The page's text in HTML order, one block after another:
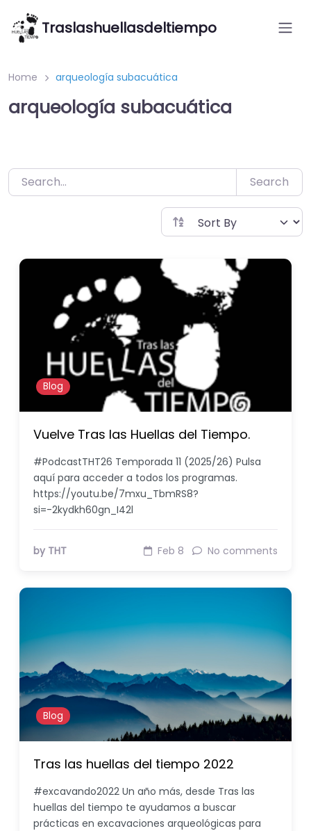
Saltar
contenido
Traslashuellasdeltiempo
Home arqueología subacuática
arqueología subacuática
Search
Blog
Vuelve Tras las Huellas del Tiempo.
#PodcastTHT26 Temporada 11 (2025/26) Pulsa
aquí para acceder a todos los programas.
https://youtu.be/7mxu_TbmRS8?
si=-2kydkh60gn_I42l
by THT Feb 8 No comments
Blog
Tras las huellas del tiempo 2022
#excavando2022 Un año más, desde Tras las
huellas del tiempo te ayudamos a buscar
prácticas en excavaciones arqueológicas para